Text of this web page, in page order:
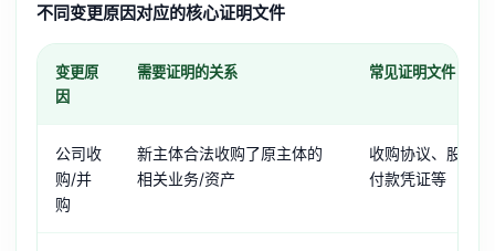
不同变更原因对应的核心证明文件
变更原
因
需要证明的关系 常见证明文件
公司收
购/并
购
新主体合法收购了原主体的
相关业务/资产
收购协议、股东
付款凭证等